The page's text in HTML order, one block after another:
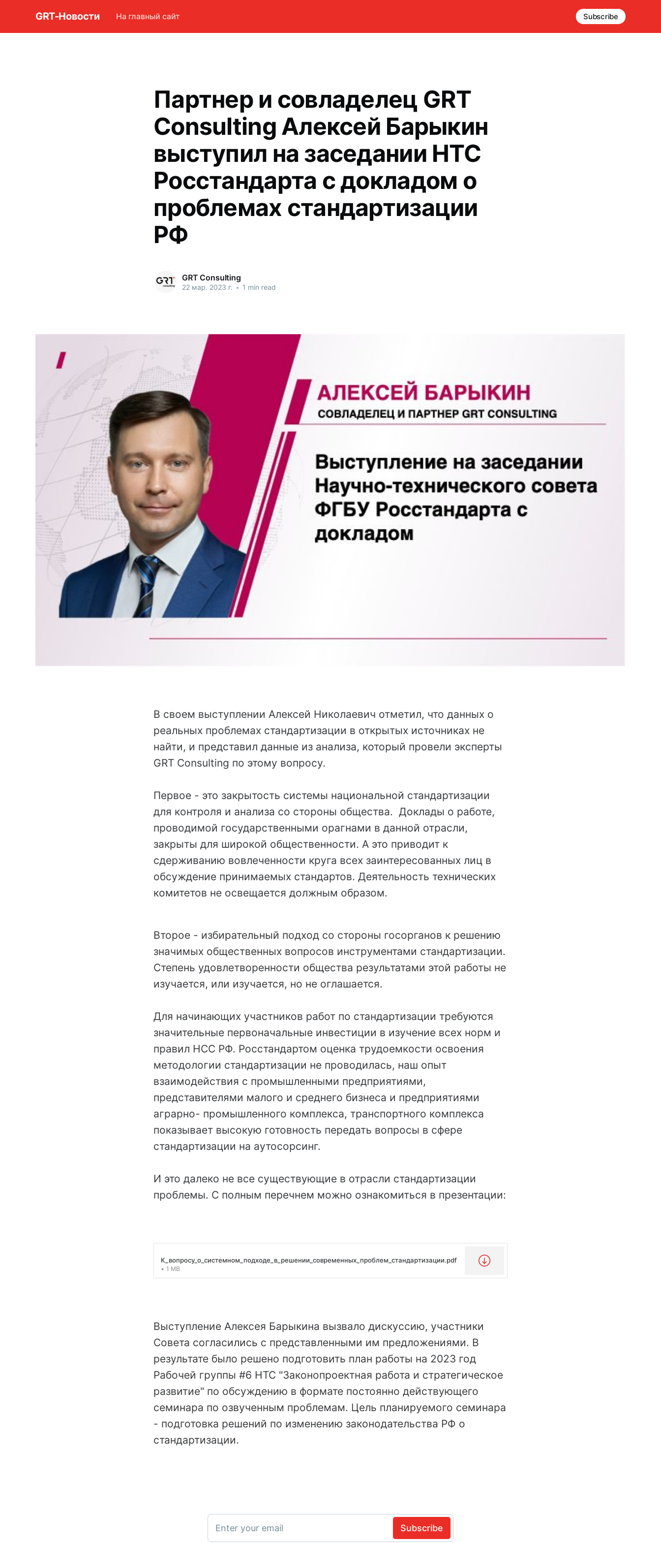
GRT-Новости На главный сайт Subscribe
Партнер и совладелец GRT
Consulting Алексей Барыкин
выступил на заседании НТС
Росстандарта с докладом о
проблемах стандартизации
РФ
GRT Consulting
22 мар. 2023 г. • 1 min read
В своем выступлении Алексей Николаевич отметил, что данных о
реальных проблемах стандартизации в открытых источниках не
найти, и представил данные из анализа, который провели эксперты
GRT Consulting по этому вопросу.
Первое - это закрытость системы национальной стандартизации
для контроля и анализа со стороны общества. Доклады о работе,
проводимой государственными орагнами в данной отрасли,
закрыты для широкой общественности. А это приводит к
сдерживанию вовлеченности круга всех заинтересованных лиц в
обсуждение принимаемых стандартов. Деятельность технических
комитетов не освещается должным образом.
Второе - избирательный подход со стороны госорганов к решению
значимых общественных вопросов инструментами стандартизации.
Степень удовлетворенности общества результатами этой работы не
изучается, или изучается, но не оглашается.
Для начинающих участников работ по стандартизации требуются
значительные первоначальные инвестиции в изучение всех норм и
правил НСС РФ. Росстандартом оценка трудоемкости освоения
методологии стандартизации не проводилась, наш опыт
взаимодействия с промышленными предприятиями,
представителями малого и среднего бизнеса и предприятиями
аграрно- промышленного комплекса, транспортного комплекса
показывает высокую готовность передать вопросы в сфере
стандартизации на аутосорсинг.
И это далеко не все существующие в отрасли стандартизации
проблемы. С полным перечнем можно ознакомиться в презентации:
К_вопросу_о_системном_подходе_в_решении_современных_проблем_стандартизации.pdf
1 MB
Выступление Алексея Барыкина вызвало дискуссию, участники
Совета согласились с представленными им предложениями. В
результате было решено подготовить план работы на 2023 год
Рабочей группы #6 НТС "Законопроектная работа и стратегическое
развитие" по обсуждению в формате постоянно действующего
семинара по озвученным проблемам. Цель планируемого семинара
- подготовка решений по изменению законодательства РФ о
стандартизации.
Enter your email Subscribe